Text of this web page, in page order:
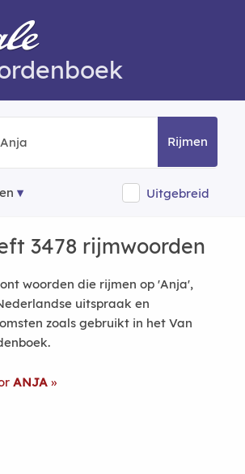
Rijmen
Uitgebreid
3478 rijmwoorden
woorden die rijmen op 'Anja',
uitspraak en
zoals gebruikt in het Van
ANJA